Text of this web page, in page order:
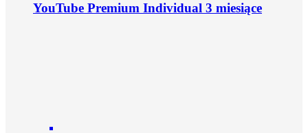
YouTube Premium Individual 3 miesiące